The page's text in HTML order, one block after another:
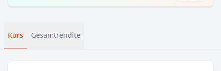
Kurs Gesamtrendite